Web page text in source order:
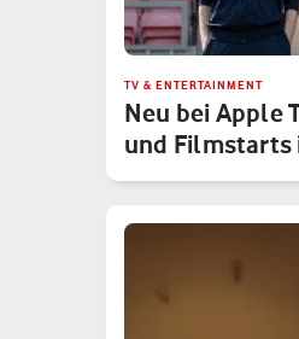
TV & ENTERTAINMENT
Neu bei Apple
und